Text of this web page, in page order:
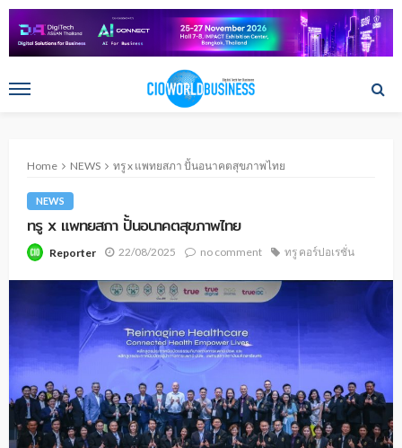
Home NEWS ทรู x แพทยสภา ปั้นอนาคตสุขภาพไทย
NEWS
ทรู x แพทยสภา ปั้นอนาคตสุขภาพไทย
Reporter 22/08/2025 no comment ทรู คอร์ปอเรชั่น